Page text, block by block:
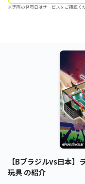
※実際の発売日はサービスをご確認くだ
【Bブラジルvs日本
玩具 の紹介